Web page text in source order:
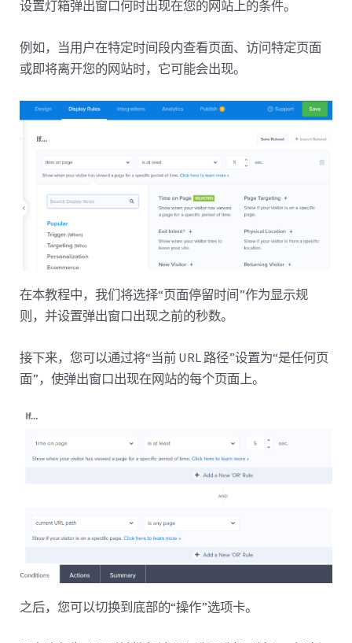
设置灯箱弹出窗口何时出现在您的网站上的条件。
例如，当用户在特定时间段内查看页面、访问特定页面
或即将离开您的网站时，它可能会出现。
在本教程中，我们将选择“页面停留时间”作为显示规
则，并设置弹出窗口出现之前的秒数。
接下来，您可以通过将“当前 URL 路径”设置为“是任何页
面”，使弹出窗口出现在网站的每个页面上。
之后，您可以切换到底部的“操作”选项卡。